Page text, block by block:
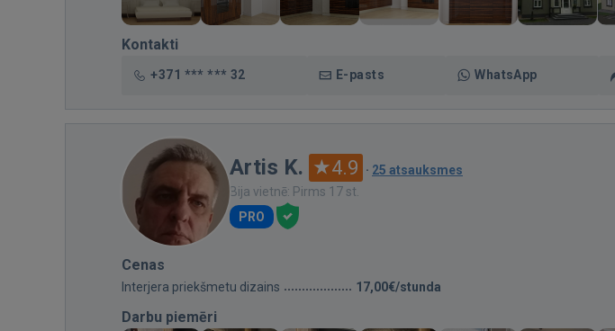
Kontakti
+371 *** *** 32 E-pasts WhatsApp
Artis K. 4.9 · 25 atsauksmes
Bija vietnē: Pirms 17 st.
PRO
Cenas
Interjera priekšmetu dizains 17,00€/stunda
Darbu piemēri